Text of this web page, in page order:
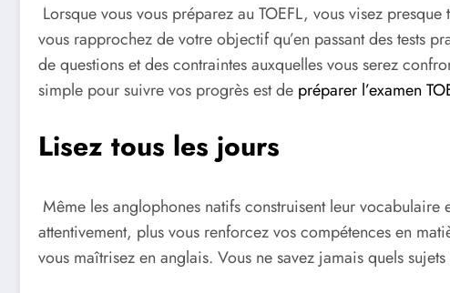
Lorsque vous vous préparez au TOEFL, vous visez
vous rapprochez de votre objectif qu’en passant des tests
de questions et des contraintes auxquelles vous serez
simple pour suivre vos progrès est de préparer l’examen
Lisez tous les jours
Même les anglophones natifs construisent leur
attentivement, plus vous renforcez vos compétences en
vous maîtrisez en anglais. Vous ne savez jamais quels